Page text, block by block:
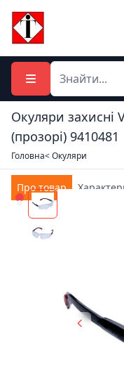
Окуляри захисні
(прозорі) 9410481
Головна< Окуляри
Про товар